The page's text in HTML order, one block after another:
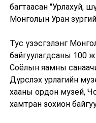
багтаасан "Урлахуй,
Монголын Уран
Тус үзэсгэлэнг
байгуулагдсаны 100
Соёлын яамны
Дүрслэх урлагийн
хааны ордон музей,
хамтран зохион